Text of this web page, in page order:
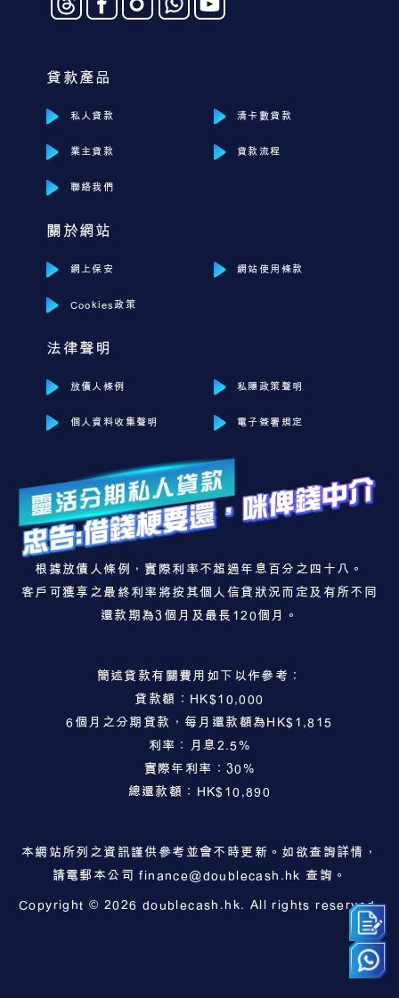
貸款產品
私人貸款 清卡數貸款
業主貸款 貸款流程
聯絡我們
關於網站
網上保安 網站使用條款
Cookies政策
法律聲明
放債人條例 私隱政策聲明
個人資料收集聲明 電子簽署規定
根據放債人條例，實際利率不超過年息百分之四十八。
客戶可獲享之最終利率將按其個人信貸狀況而定及有所不同
還款期為3個月及最長120個月。
簡述貸款有關費用如下以作參考：
貸款額：HK$10,000
6個月之分期貸款，每月還款額為HK$1,815
利率：月息2.5%
實際年利率：30%
總還款額：HK$10,890
本網站所列之資訊謹供參考並會不時更新。如欲查詢詳情，
請電郵本公司finance@doublecash.hk 查詢。
Copyright © 2026 doublecash.hk. All rights reserved.